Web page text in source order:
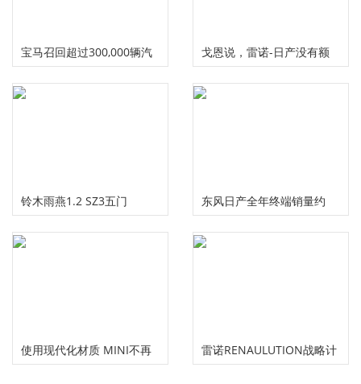
宝马召回超过300,000辆汽
车停滞问题
戈恩说，雷诺-日产没有额
外的奖金计划
铃木雨燕1.2 SZ3五门
（2010）
东风日产全年终端销量约
113.3万辆
使用现代化材质 MINI不再
雷诺RENAULUTION战略计